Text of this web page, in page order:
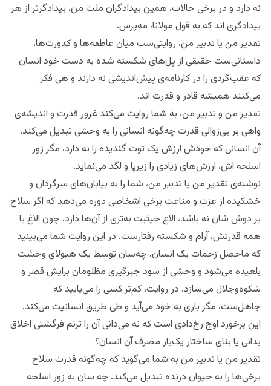
نه دارد و در برخی حالات، همین بیدادگران ملت من، بیدادگر‌تر از هر
بیدادگری اند که به قول مولانا، مه‌پرس.
تقدیر من یا تدبیر من، روایتی‌ست میان عاطفه‌ها و کدورت‌ها،
داستانی‌ست حقیقی از پل‌های شکسته شده به دست خود انسان
که عقب‌گردی را در کارنامه‌ی پیش‌اندیشی نه دارند و هی فکر
می‌کنند همیشه قادر و قدرت اند.
تقدیر من و‌ تدبیر من، به شما روایت می‌کند غرور قدرت و اندیشه‌ی
واهی بر بی‌زوالی قدرت چه‌گونه انسانی را به وحشی تبدیل می‌کند.
آن انسانی که خودش ارزش یک توت گندیده را نه دارد، مگر زور
اسلحه اش، ارزش‌های زیادی را زیرپا و لگد می‌‌نماید.
نوشته‌ی تقدیر من یا تدبیر من، شما را به بیابان‌های سرگردان و
خشکیده از عزت و مناعت برخی اشخاصی دوره می‌دهد که اگر سلاح
بر دوش شان نه باشد، الاغ حیثیت به‌تری از آن‌ها دارد، چون الاغ با
همه قدرتش، آرام و شکسته رفتارست. در این روایت شما می‌بینید
که ماحصل زحمات یک انسان، چه‌سان توسط یک هیولای وحشت
بلعیده می‌شود و وحشی از سود جبرگیری مظلومان برایش قصر و
شکوه‌‌وجلال می‌سازد. در روایت، کم‌تر کسی را می‌‌یابید که
جاهل‌ست، مگر باری به خود می‌آید و طی طریق انسانیت می‌کند.
این برخورد اوج رخ‌دادی است که نه می‌دانی آن را ترنم فرگشتی اخلاق
بدانی یا بنای ساختار یک‌بار مصرف آن انسان؟
تقدیر من یا تدبیر من به شما می‌گوید که چه‌گونه قدرت سلاح
برخی‌ها را به حیوان درنده تبدیل می‌کند. چه سان به زور اسلحه